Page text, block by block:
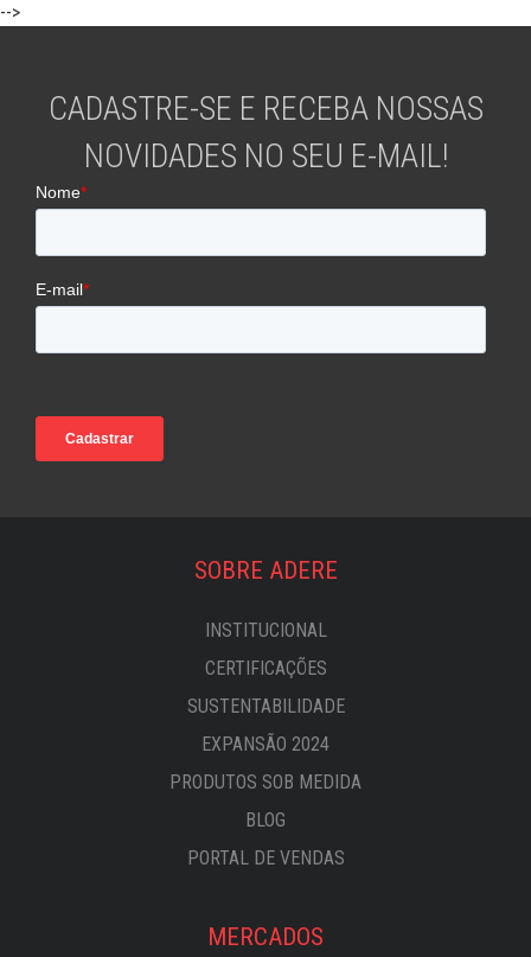
-->
CADASTRE-SE E RECEBA NOSSAS
NOVIDADES NO SEU E-MAIL!
SOBRE ADERE
INSTITUCIONAL
CERTIFICAÇÕES
SUSTENTABILIDADE
EXPANSÃO 2024
PRODUTOS SOB MEDIDA
BLOG
PORTAL DE VENDAS
MERCADOS